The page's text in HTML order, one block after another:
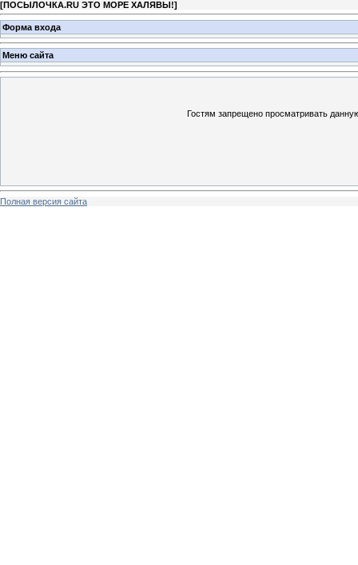
[ПОСЫЛОЧКА.RU ЭТО МОРЕ ХАЛЯВЫ!]
Форма входа
Меню сайта
Гостям запрещено просматривать
Полная версия сайта